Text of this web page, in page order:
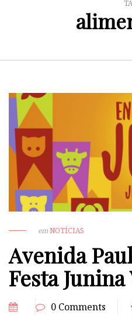
emNOTÍCIAS
Avenida
Festa Junina
0 Comments